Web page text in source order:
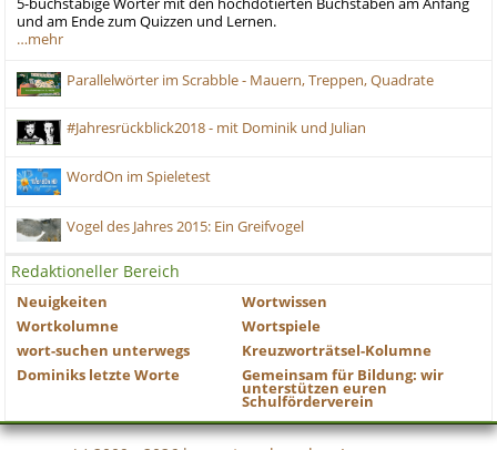
und am Ende zum Quizzen und Lernen.
…mehr
Parallelwörter im Scrabble - Mauern, Treppen, Quadrate
#Jahresrückblick2018 - mit Dominik und Julian
WordOn im Spieletest
Vogel des Jahres 2015: Ein Greifvogel
Redaktioneller Bereich
Neuigkeiten
Wortwissen
Wortkolumne
Wortspiele
wort-suchen unterwegs
Kreuzworträtsel-Kolumne
Dominiks letzte Worte
Gemeinsam für Bildung: wir
unterstützen euren
Schulförderverein